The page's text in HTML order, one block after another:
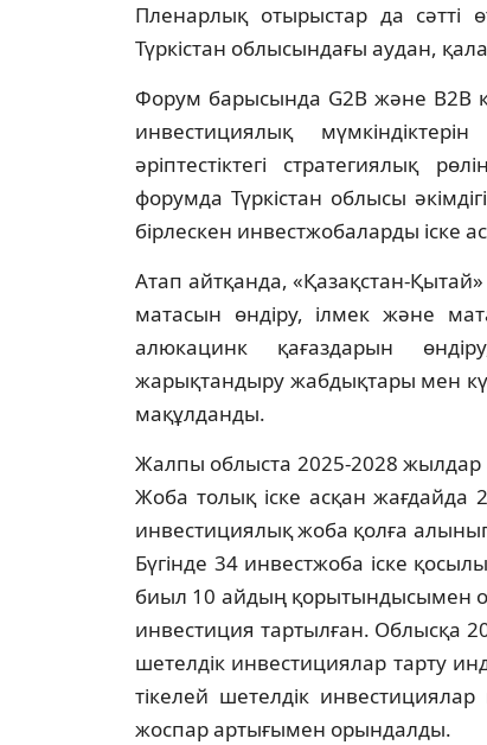
Пленарлық отырыстар да сәтті
Түркістан облысындағы аудан, қала
Форум барысында G2B және B2B
инвестициялық
әріптестіктегі стратегиялық
форумда Түркістан облысы
бірлескен инвестжобаларды
Атап айтқанда, «Қазақстан-
матасын өндіру, ілмек және
алюкацинк қағаздарын
жарықтандыру жабдықтары мен
мақұлданды.
Жалпы облыста 2025-2028
Жоба толық іске асқан
инвестициялық жоба қолға
Бүгінде 34 инвестжоба іске
биыл 10 айдың қорытындысымен
инвестиция тартылған. Облысқа
шетелдік инвестициялар тарту
тікелей шетелдік
жоспар артығымен орындалды.